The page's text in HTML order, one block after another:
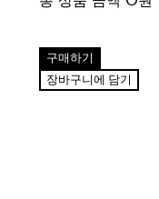
구매하기
장바구니에 담기